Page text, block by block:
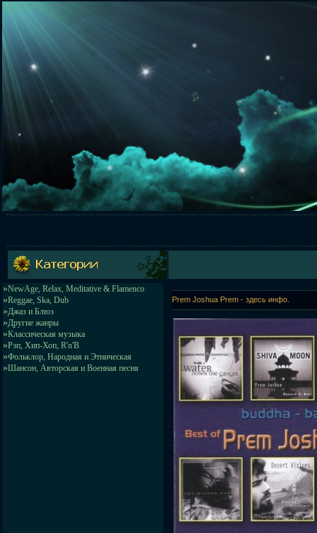
»NewAge, Relax, Meditative & Flamenco
»Reggae, Ska, Dub
»Джаз и Блюз
»Другие жанры
»Классическая музыка
»Рэп, Хип-Хоп, R'n'B
»Фольклор, Народная и Этническая
»Шансон, Авторская и Военная песня
Prem Joshua Prem - здесь инфо.